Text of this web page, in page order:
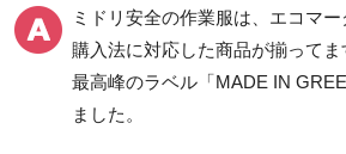
ワークパンツ
春夏ワークパンツ作業
ズボン
秋冬ワークパンツ作業
カ
春
ズ
ミドリ安全の作業服は、エコマ
購入法に対応した商品が揃って
最高峰のラベル「MADE IN
ました。